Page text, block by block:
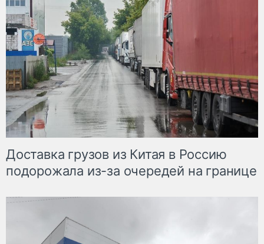
Доставка грузов из Китая в Россию
подорожала из-за очередей на границе